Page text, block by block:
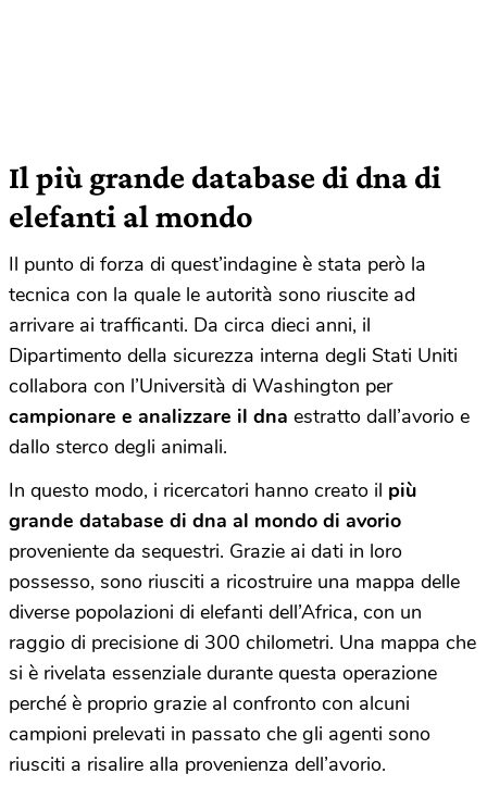
Il più grande database di dna di
elefanti al mondo
Il punto di forza di quest’indagine è stata però la
tecnica con la quale le autorità sono riuscite ad
arrivare ai trafficanti. Da circa dieci anni, il
Dipartimento della sicurezza interna degli Stati Uniti
collabora con l’Università di Washington per
campionare e analizzare il dna estratto dall’avorio e
dallo sterco degli animali.
In questo modo, i ricercatori hanno creato il più
grande database di dna al mondo di avorio
proveniente da sequestri. Grazie ai dati in loro
possesso, sono riusciti a ricostruire una mappa delle
diverse popolazioni di elefanti dell’Africa, con un
raggio di precisione di 300 chilometri. Una mappa che
si è rivelata essenziale durante questa operazione
perché è proprio grazie al confronto con alcuni
campioni prelevati in passato che gli agenti sono
riusciti a risalire alla provenienza dell’avorio.